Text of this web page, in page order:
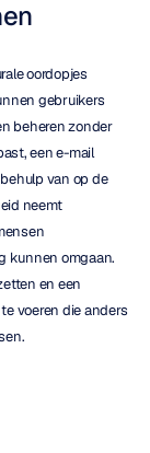
oordopjes
gebruikers
beheren zonder
een e-mail
van op de
neemt
kunnen omgaan.
en een
voeren die anders